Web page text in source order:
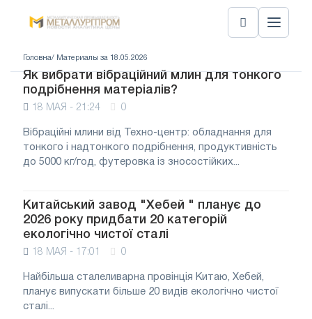
Головна/ Материалы за 18.05.2026
Як вибрати вібраційний млин для тонкого
подрібнення матеріалів?
18 МАЯ - 21:24 0
Вібраційні млини від Техно-центр: обладнання для
тонкого і надтонкого подрібнення, продуктивність
до 5000 кг/год, футеровка із зносостійких...
Китайський завод "Хебей " планує до
2026 року придбати 20 категорій
екологічно чистої сталі
18 МАЯ - 17:01 0
Найбільша сталеливарна провінція Китаю, Хебей,
планує випускати більше 20 видів екологічно чистої
сталі...